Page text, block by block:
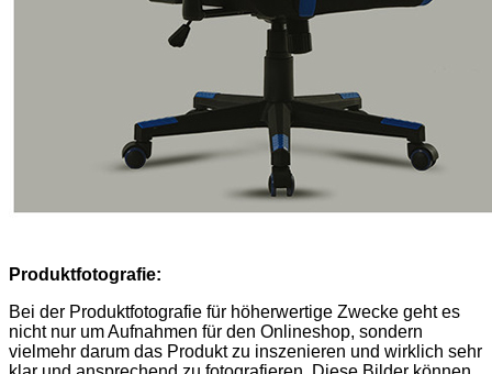
Produktfotografie:
Bei der Produktfotografie für höherwertige Zwecke geht es
nicht nur um Aufnahmen für den Onlineshop, sondern
vielmehr darum das Produkt zu inszenieren und wirklich sehr